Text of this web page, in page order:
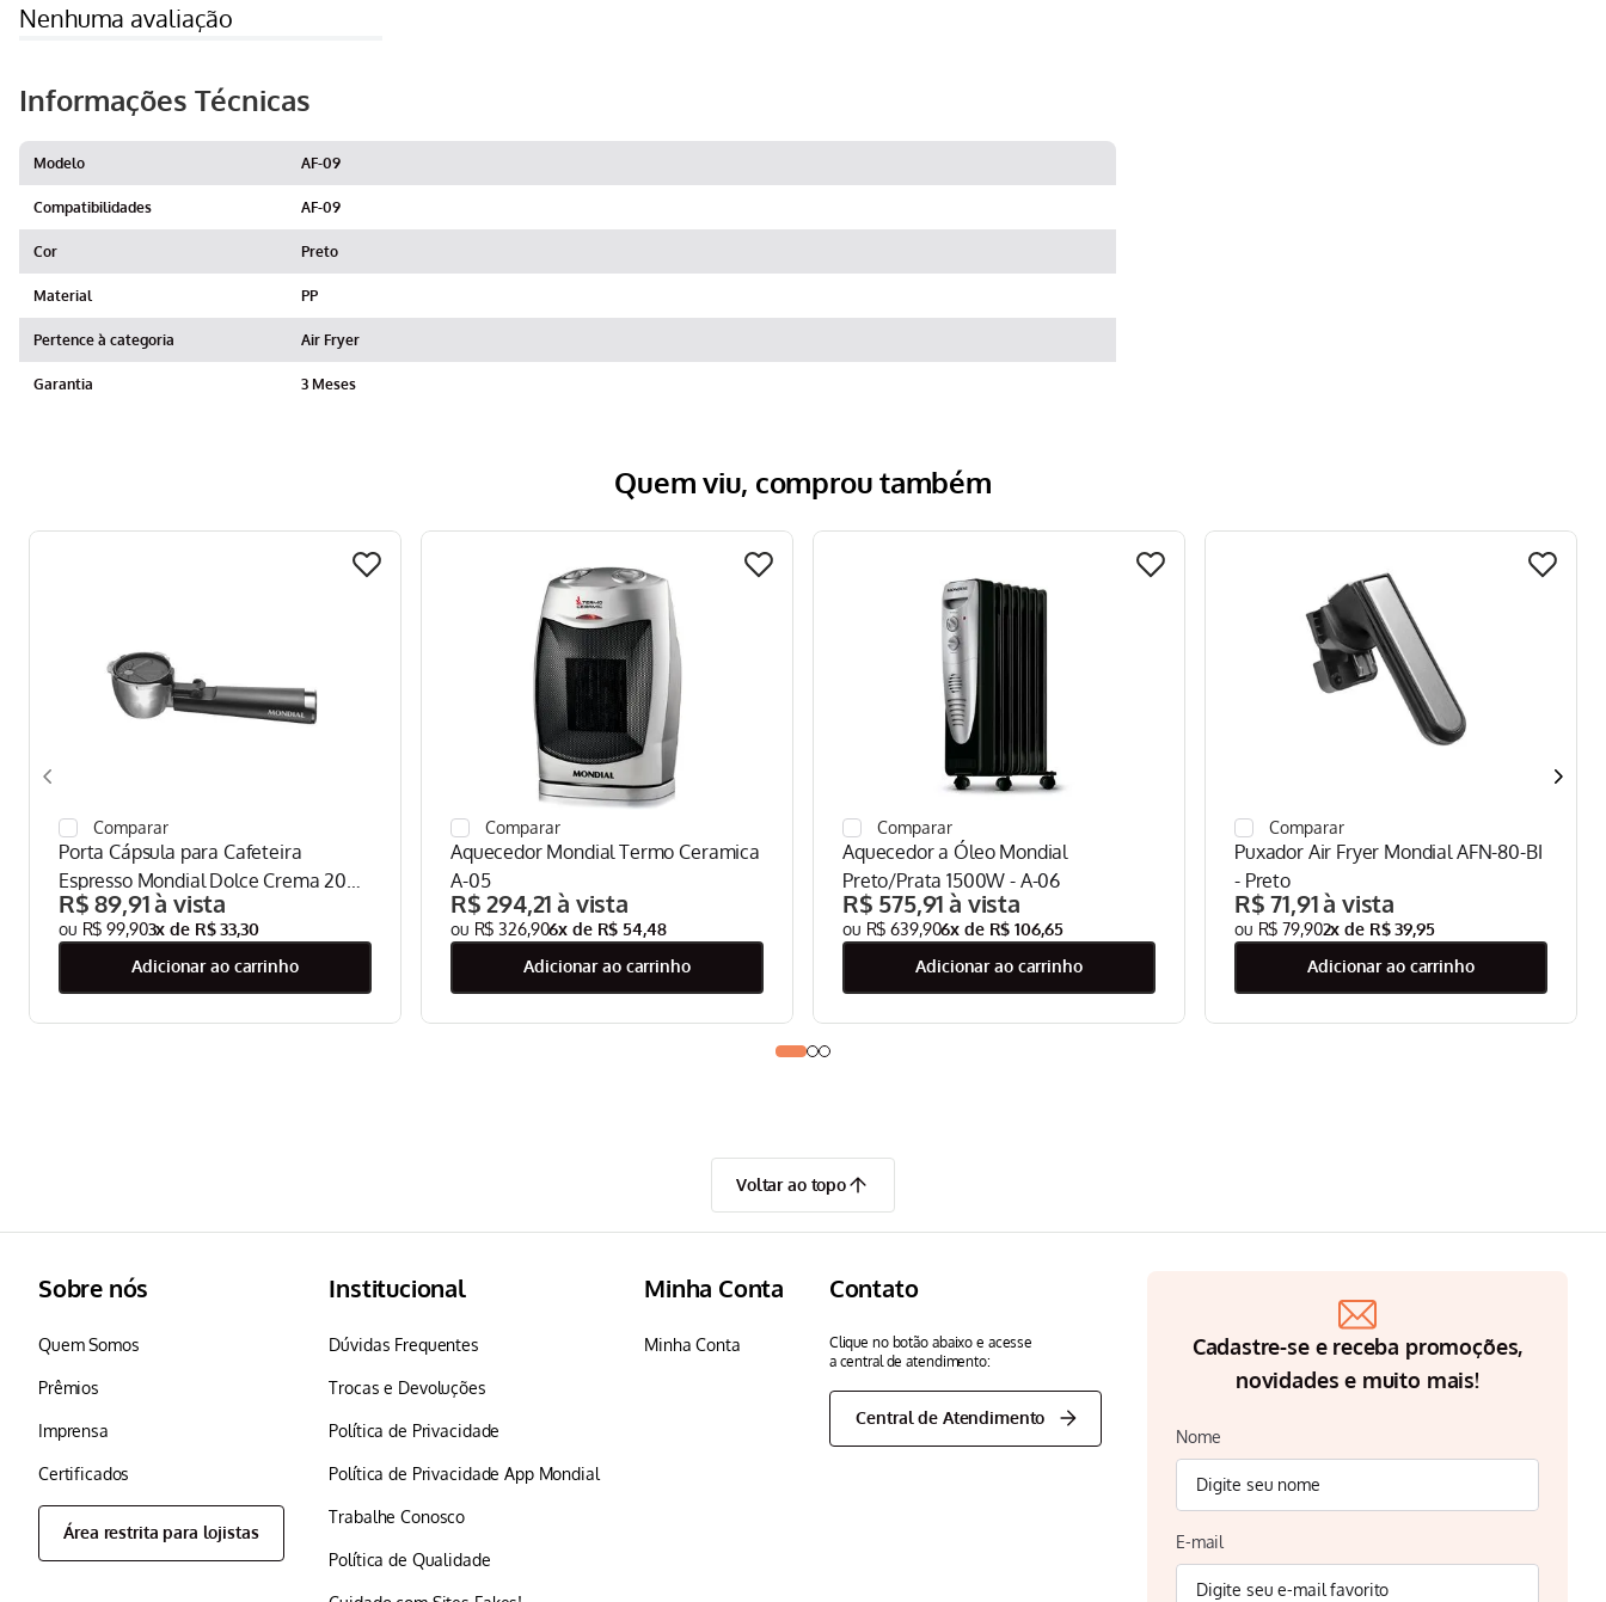
Nenhuma avaliação
Informações Técnicas
Modelo AF-09
Compatibilidades AF-09
Cor Preto
Material PP
Pertence à categoria Air Fryer
Garantia 3 Meses
Quem viu, comprou também
Porta Cápsula para Cafeteira
Espresso Mondial Dolce Crema 20
Bar Mondial Preto/Inox - CPC-DG
R$ 89,91
R$ 99,903x de R$ 33,30
adicionar ao carrinho
Aquecedor Mondial Termo Ceramica
A-05
R$ 294,21
R$ 326,906x de R$ 54,48
adicionar ao carrinho
Aquecedor a Óleo Mondial
Preto/Prata 1500W - A-06
R$ 575,91
R$ 639,906x de R$ 106,65
adicionar ao carrinho
Puxador Air Fryer Mondial AFN-80-BI
- Preto
R$ 71,91
R$ 79,902x de R$ 39,95
adicionar ao carrinho
Voltar ao topo
Sobre nós
Quem Somos
Prêmios
Imprensa
Certificados
Área restrita para lojistas
Institucional
Dúvidas Frequentes
Trocas e Devoluções
Política de Privacidade
Política de Privacidade App Mondial
Trabalhe Conosco
Política de Qualidade
Minha Conta
Minha Conta
Contato
Clique no botão abaixo e acesse
a central de atendimento:
Central de Atendimento
Cadastre-se e receba promoções,
novidades e muito mais!
Nome
E-mail